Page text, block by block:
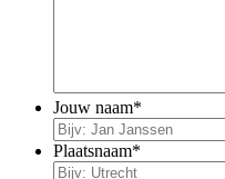
Jouw naam*
Plaatsnaam*